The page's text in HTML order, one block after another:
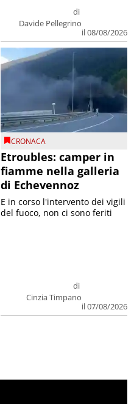
di
Davide Pellegrino
il 08/08/2026
CRONACA
Etroubles: camper in
fiamme nella galleria
di Echevennoz
di
Cinzia Timpano
il 07/08/2026
E in corso l'intervento dei vigili
del fuoco, non ci sono feriti